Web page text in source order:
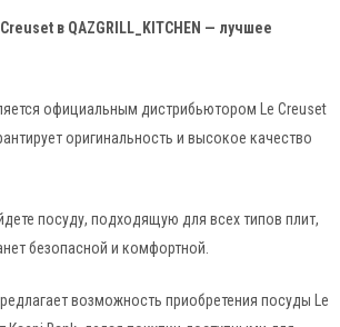
в QAZGRILL_KITCHEN — лучшее
официальным дистрибьютором Le Creuset
оригинальность и высокое качество
посуду, подходящую для всех типов плит,
безопасной и комфортной.
возможность приобретения посуды Le